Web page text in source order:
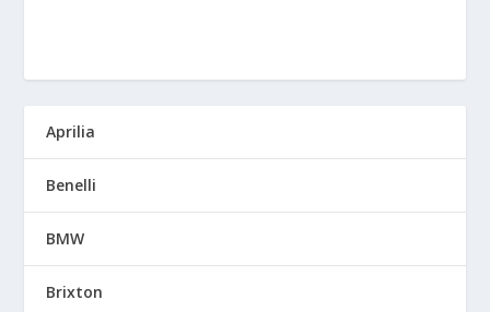
Aprilia
Benelli
BMW
Brixton